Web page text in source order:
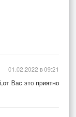
Вас это приятно
01.02.2022 в 09:21